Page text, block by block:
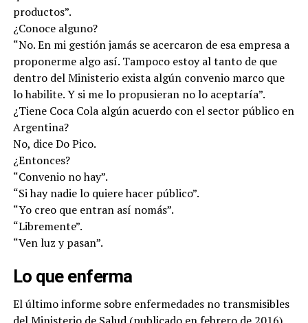
productos”.
¿Conoce alguno?
“No. En mi gestión jamás se acercaron de esa empresa a
proponerme algo así. Tampoco estoy al tanto de que
dentro del Ministerio exista algún convenio marco que
lo habilite. Y si me lo propusieran no lo aceptaría”.
¿Tiene Coca Cola algún acuerdo con el sector público en
Argentina?
No, dice Do Pico.
¿Entonces?
“Convenio no hay”.
“Si hay nadie lo quiere hacer público”.
“Yo creo que entran así nomás”.
“Libremente”.
“Ven luz y pasan”.
Lo que enferma
El último informe sobre enfermedades no transmisibles